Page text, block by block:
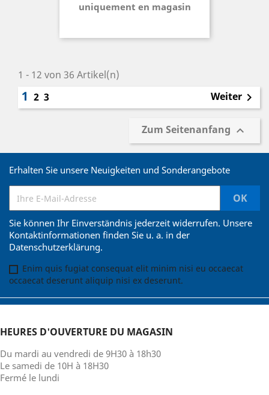
uniquement en magasin
1 - 12 von 36 Artikel(n)
1 2 3 Weiter 
Zum Seitenanfang 
Erhalten Sie unsere Neuigkeiten und Sonderangebote
Sie können Ihr Einverständnis jederzeit widerrufen. Unsere
Kontaktinformationen finden Sie u. a. in der
Datenschutzerklärung.
Enim quis fugiat consequat elit minim nisi eu occaecat
occaecat deserunt aliquip nisi ex deserunt.
HEURES D'OUVERTURE DU MAGASIN
Du mardi au vendredi de 9H30 à 18h30
Le samedi de 10H à 18H30
Fermé le lundi